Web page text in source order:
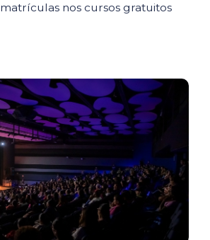
nos cursos gratuitos